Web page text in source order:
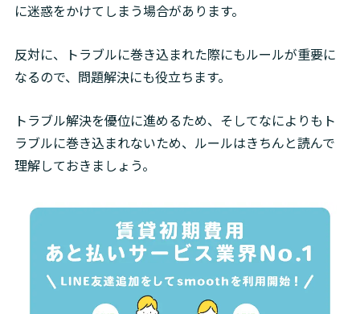
に迷惑をかけてしまう場合があります。
反対に、トラブルに巻き込まれた際にもルールが重要に
なるので、問題解決にも役立ちます。
トラブル解決を優位に進めるため、そしてなによりもト
ラブルに巻き込まれないため、ルールはきちんと読んで
理解しておきましょう。